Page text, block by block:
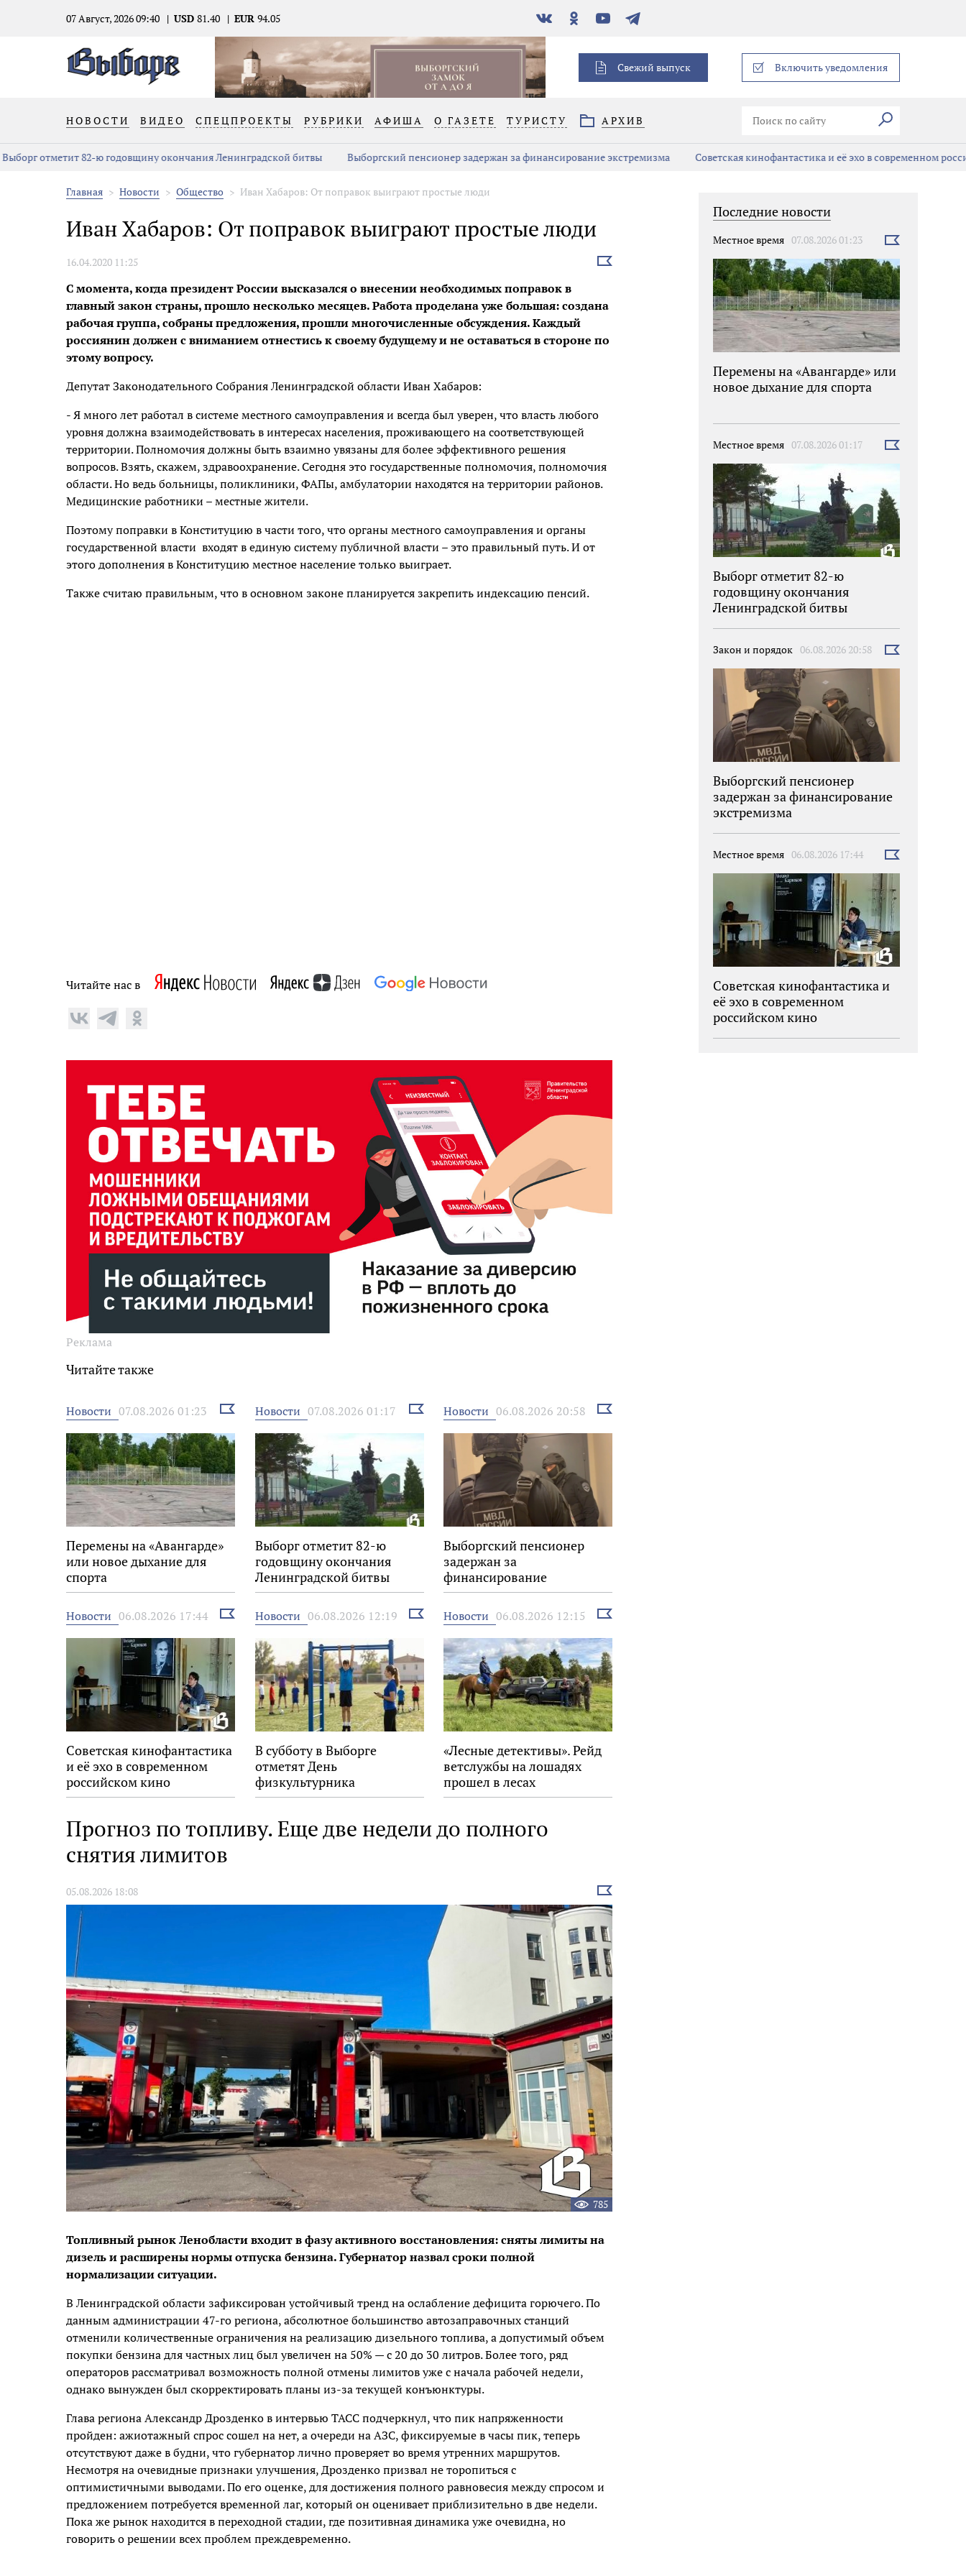
07 Август, 2026 09:40 USD 81.40 EUR 94.05
В
контакте
Одноклассники
YouTubeТелеграм
Свежий выпуск Включить уведомления
НОВОСТИ ВИДЕО СПЕЦПРОЕКТЫ РУБРИКИ АФИША О ГАЗЕТЕ ТУРИСТУ АРХИВ Искать
Выборг отметит 82-ю годовщину окончания Ленинградской битвы Выборгский пенсионер задержан за финансирование экстремизма Советская кинофантастика и её эхо в современном
Главная Новости Общество Иван Хабаров: От поправок выиграют простые люди
Иван Хабаров: От поправок выиграют простые люди
16.04.2020 11:25
Выбрать
С момента, когда президент России высказался о внесении необходимых поправок в
главный закон страны, прошло несколько месяцев. Работа проделана уже большая: создана
рабочая группа, собраны предложения, прошли многочисленные обсуждения. Каждый
россиянин должен с вниманием отнестись к своему будущему и не оставаться в стороне по
этому вопросу.
Депутат Законодательного Собрания Ленинградской области Иван Хабаров:
- Я много лет работал в системе местного самоуправления и всегда был уверен, что власть любого
уровня должна взаимодействовать в интересах населения, проживающего на соответствующей
территории. Полномочия должны быть взаимно увязаны для более эффективного решения
вопросов. Взять, скажем, здравоохранение. Сегодня это государственные полномочия, полномочия
области. Но ведь больницы, поликлиники, ФАПы, амбулатории находятся на территории районов.
Медицинские работники – местные жители.
Поэтому поправки в Конституцию в части того, что органы местного самоуправления и органы
государственной власти входят в единую систему публичной власти – это правильный путь. И от
этого дополнения в Конституцию местное население только выиграет.
Также считаю правильным, что в основном законе планируется закрепить индексацию пенсий.
Читайте нас в
Реклама
Читайте также
Новости 07.08.2026 01:23
Выбрать
новость
Перемены на «Авангарде»
или новое дыхание для
спорта
Новости 07.08.2026 01:17
Выбрать
новость
Выборг отметит 82-ю
годовщину окончания
Ленинградской битвы
Новости 06.08.2026 20:58
Выбрать
Выборгский пенсионер
задержан за
финансирование
экстремизма
Новости 06.08.2026 17:44
Выбрать
новость
Советская кинофантастика
и её эхо в современном
российском кино
Новости 06.08.2026 12:19
Выбрать
новость
В субботу в Выборге
отметят День
физкультурника
Новости 06.08.2026 12:15
Выбрать
«Лесные детективы». Рейд
ветслужбы на лошадях
прошел в лесах
Выборгского района
Прогноз по топливу. Еще две недели до полного
снятия лимитов
05.08.2026 18:08
Выбрать
новость
785
Топливный рынок Ленобласти входит в фазу активного восстановления: сняты лимиты на
дизель и расширены нормы отпуска бензина. Губернатор назвал сроки полной
нормализации ситуации.
В Ленинградской области зафиксирован устойчивый тренд на ослабление дефицита горючего. По
данным администрации 47-го региона, абсолютное большинство автозаправочных станций
отменили количественные ограничения на реализацию дизельного топлива, а допустимый объем
покупки бензина для частных лиц был увеличен на 50% — с 20 до 30 литров. Более того, ряд
операторов рассматривал возможность полной отмены лимитов уже с начала рабочей недели,
однако вынужден был скорректировать планы из-за текущей конъюнктуры.
Глава региона Александр Дрозденко в интервью ТАСС подчеркнул, что пик напряженности
пройден: ажиотажный спрос сошел на нет, а очереди на АЗС, фиксируемые в часы пик, теперь
отсутствуют даже в будни, что губернатор лично проверяет во время утренних маршрутов.
Несмотря на очевидные признаки улучшения, Дрозденко призвал не торопиться с
оптимистичными выводами. По его оценке, для достижения полного равновесия между спросом и
предложением потребуется временной лаг, который он оценивает приблизительно в две недели.
Пока же рынок находится в переходной стадии, где позитивная динамика уже очевидна, но
говорить о решении всех проблем преждевременно.
Последние новости
Местное время 07.08.2026 01:23
Выбрать
Перемены на «Авангарде» или
новое дыхание для спорта
Местное время 07.08.2026 01:17
Выбрать
Выборг отметит 82-ю
годовщину окончания
Ленинградской битвы
Закон и порядок 06.08.2026 20:58
Выбрать
Выборгский пенсионер
задержан за финансирование
экстремизма
Местное время 06.08.2026 17:44
Выбрать
Советская кинофантастика и
её эхо в современном
российском кино